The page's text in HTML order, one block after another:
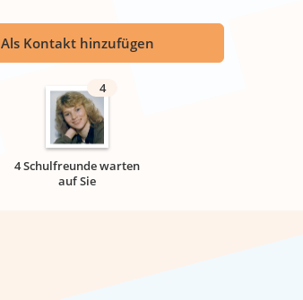
Als Kontakt hinzufügen
4
4 Schulfreunde warten
auf Sie